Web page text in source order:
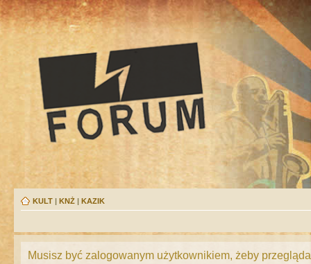
KULT | KNŻ | KAZIK
Musisz być zalogowanym użytkownikiem, żeby